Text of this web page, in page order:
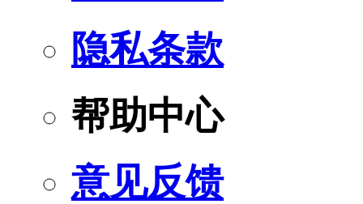
隐私条款
帮助中心
意见反馈